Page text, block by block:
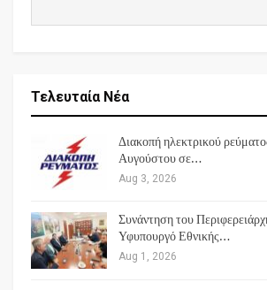
Τελευταία Νέα
Διακοπή ηλεκτρικού
Αυγούστου σε…
Aug 3, 2026
Συνάντηση του
Υφυπουργό Εθνικής…
Aug 1, 2026